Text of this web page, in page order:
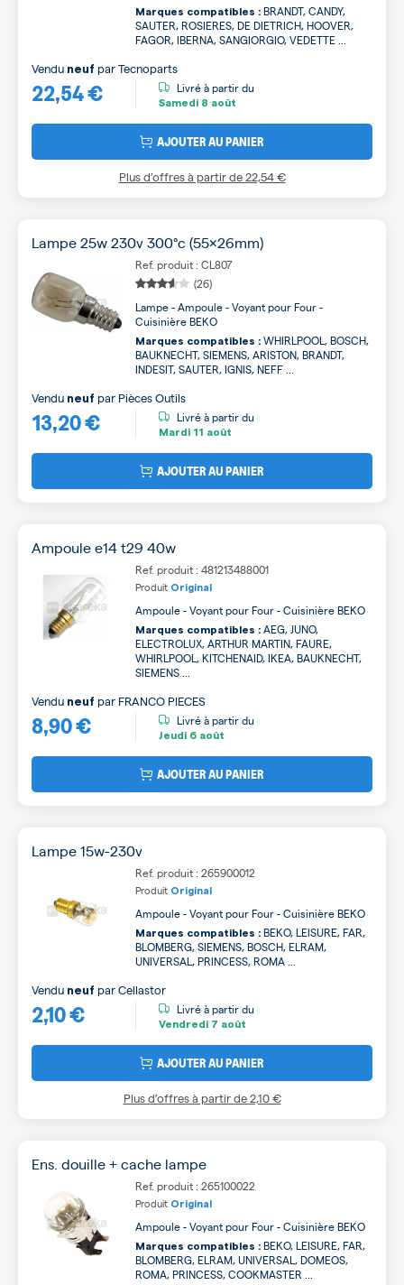
Marques compatibles : BRANDT, CANDY,
SAUTER, ROSIERES, DE DIETRICH, HOOVER,
FAGOR, IBERNA, SANGIORGIO, VEDETTE ...
22,54 €
Vendu neuf parTecnoparts
Livré à partir du
Samedi 8 août
AJOUTER AU PANIER
Plus d’offres à partir de22,54 €
Lampe 25w 230v 300°c (55x26mm)
Ref. produit : CL807
(26)
Lampe - Ampoule - Voyant pour Four -
Cuisinière BEKO
Marques compatibles : WHIRLPOOL, BOSCH,
BAUKNECHT, SIEMENS, ARISTON, BRANDT,
INDESIT, SAUTER, IGNIS, NEFF ...
13,20 €
Vendu neuf par Pièces Outils
Livré à partir du
Mardi 11 août
AJOUTER AU PANIER
Ampoule e14 t29 40w
Ref. produit : 481213488001
Produit Original
Ampoule - Voyant pour Four - Cuisinière BEKO
Marques compatibles : AEG, JUNO,
ELECTROLUX, ARTHUR MARTIN, FAURE,
WHIRLPOOL, KITCHENAID, IKEA, BAUKNECHT,
SIEMENS ...
8,90 €
Vendu neuf par FRANCO PIECES
Livré à partir du
Jeudi 6 août
AJOUTER AU PANIER
Lampe 15w-230v
Ref. produit : 265900012
Produit Original
Ampoule - Voyant pour Four - Cuisinière BEKO
Marques compatibles : BEKO, LEISURE, FAR,
BLOMBERG, SIEMENS, BOSCH, ELRAM,
UNIVERSAL, PRINCESS, ROMA ...
2,10 €
Vendu neuf parCellastor
Livré à partir du
Vendredi 7 août
AJOUTER AU PANIER
Plus d’offres à partir de2,10 €
Ens. douille + cache lampe
Ref. produit : 265100022
Produit Original
Ampoule - Voyant pour Four - Cuisinière BEKO
Marques compatibles : BEKO, LEISURE, FAR,
BLOMBERG, ELRAM, UNIVERSAL, DOMEOS,
ROMA, PRINCESS, COOKMASTER ...